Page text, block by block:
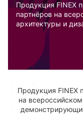
Продукция FINEX
партнёров на
архитектуры и
Продукция FINEX
на